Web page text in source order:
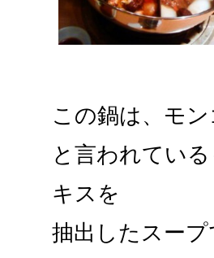
この鍋は、モ
と言われてい
キスを
抽出したスー